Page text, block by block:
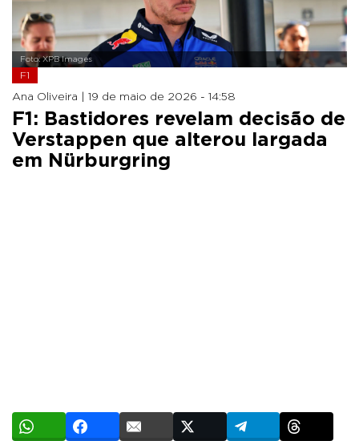
Foto: XPB Images
F1
Ana Oliveira | 19 de maio de 2026 - 14:58
F1: Bastidores revelam decisão de
Verstappen que alterou largada
em Nürburgring